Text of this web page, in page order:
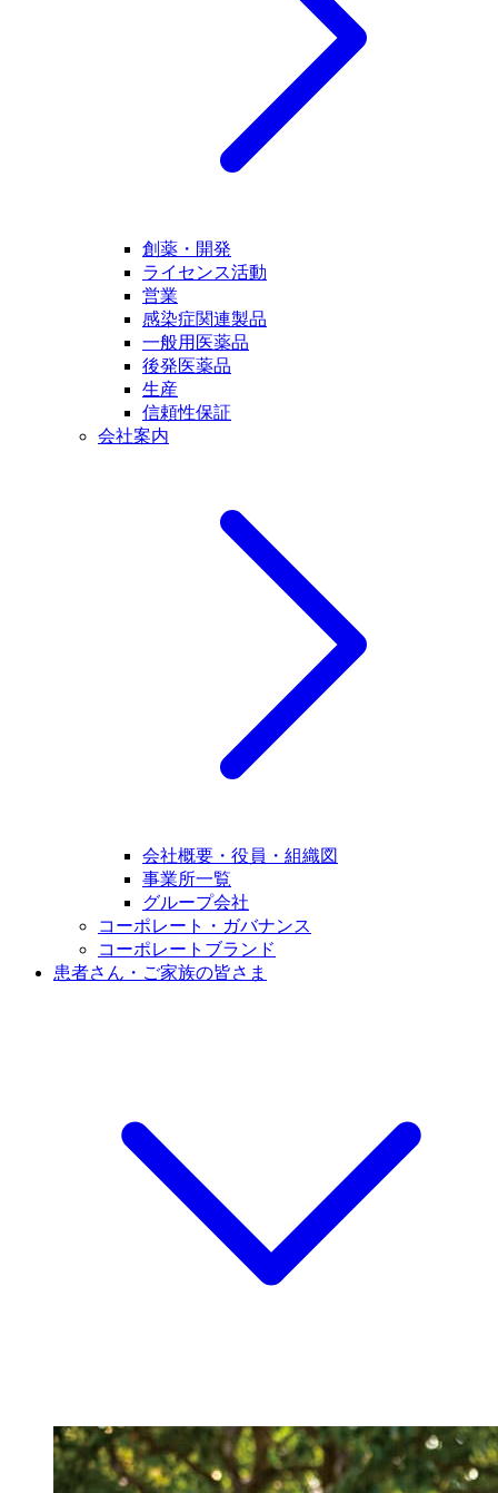
創薬・開発
ライセンス活動
営業
感染症関連製品
一般用医薬品
後発医薬品
生産
信頼性保証
会社案内
会社概要・役員・組織図
事業所一覧
グループ会社
コーポレート・ガバナンス
コーポレートブランド
患者さん・ご家族の皆さま